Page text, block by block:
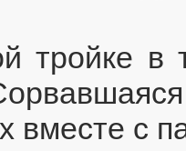
тройке в
вместе с